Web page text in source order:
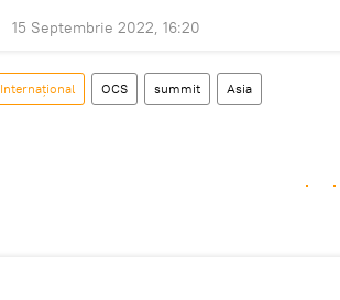
15 Septembrie 2022, 16:20
Internațional OCS summit Asia